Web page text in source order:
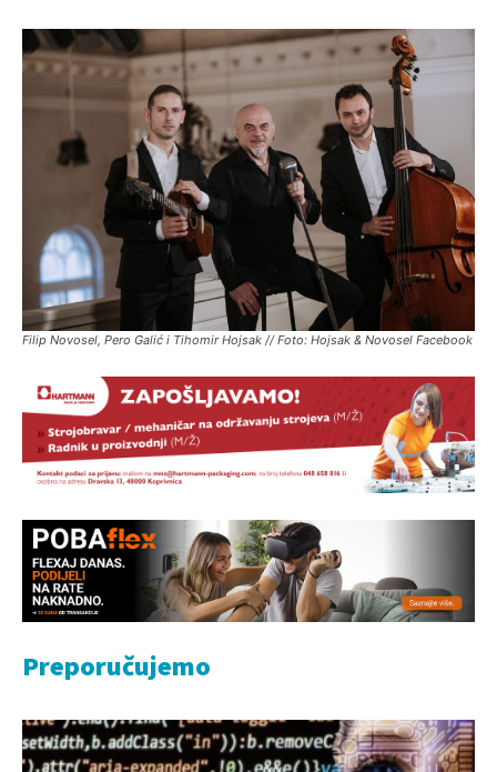
Filip Novosel, Pero Galić i Tihomir Hojsak // Foto: Hojsak & Novosel Facebook
Preporučujemo